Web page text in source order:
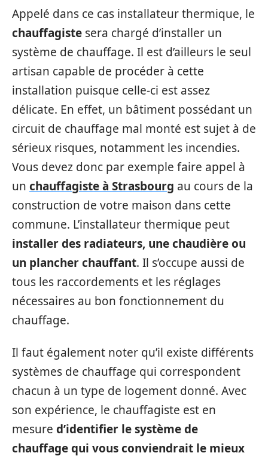
Appelé dans ce cas installateur thermique, le
chauffagiste sera chargé d’installer un
système de chauffage. Il est d’ailleurs le seul
artisan capable de procéder à cette
installation puisque celle-ci est assez
délicate. En effet, un bâtiment possédant un
circuit de chauffage mal monté est sujet à de
sérieux risques, notamment les incendies.
Vous devez donc par exemple faire appel à
un chauffagiste à Strasbourg au cours de la
construction de votre maison dans cette
commune. L’installateur thermique peut
installer des radiateurs, une chaudière ou
un plancher chauffant. Il s’occupe aussi de
tous les raccordements et les réglages
nécessaires au bon fonctionnement du
chauffage.
Il faut également noter qu’il existe différents
systèmes de chauffage qui correspondent
chacun à un type de logement donné. Avec
son expérience, le chauffagiste est en
mesure d’identifier le système de
chauffage qui vous conviendrait le mieux